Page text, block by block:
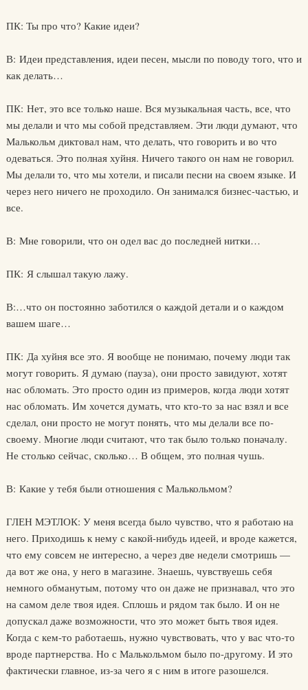
ПК: Ты про что? Какие идеи?
В: Идеи представления, идеи песен, мысли по поводу того, что и
как делать…
ПК: Нет, это все только наше. Вся музыкальная часть, все, что
мы делали и что мы собой представляем. Эти люди думают, что
Малькольм диктовал нам, что делать, что говорить и во что
одеваться. Это полная хуйня. Ничего такого он нам не говорил.
Мы делали то, что мы хотели, и писали песни на своем языке. И
через него ничего не проходило. Он занимался бизнес-частью, и
все.
В: Мне говорили, что он одел вас до последней нитки…
ПК: Я слышал такую лажу.
В:…что он постоянно заботился о каждой детали и о каждом
вашем шаге…
ПК: Да хуйня все это. Я вообще не понимаю, почему люди так
могут говорить. Я думаю (пауза), они просто завидуют, хотят
нас обломать. Это просто один из примеров, когда люди хотят
нас обломать. Им хочется думать, что кто-то за нас взял и все
сделал, они просто не могут понять, что мы делали все по-
своему. Многие люди считают, что так было только поначалу.
Не столько сейчас, сколько… В общем, это полная чушь.
В: Какие у тебя были отношения с Малькольмом?
ГЛЕН МЭТЛОК: У меня всегда было чувство, что я работаю на
него. Приходишь к нему с какой-нибудь идеей, и вроде кажется,
что ему совсем не интересно, а через две недели смотришь —
да вот же она, у него в магазине. Знаешь, чувствуешь себя
немного обманутым, потому что он даже не признавал, что это
на самом деле твоя идея. Сплошь и рядом так было. И он не
допускал даже возможности, что это может быть твоя идея.
Когда с кем-то работаешь, нужно чувствовать, что у вас что-то
вроде партнерства. Но с Малькольмом было по-другому. И это
фактически главное, из-за чего я с ним в итоге разошелся.